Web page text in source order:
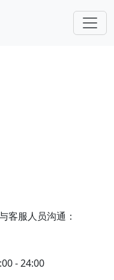
客服人员沟通：
- 24:00